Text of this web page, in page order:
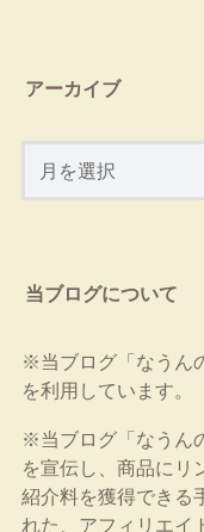
アーカイブ
当ブログについて
※当ブログ「なうん
を利用しています。
※当ブログ「なうん
を宣伝し、商品にリ
紹介料を獲得できる
れた、アフィリエイ